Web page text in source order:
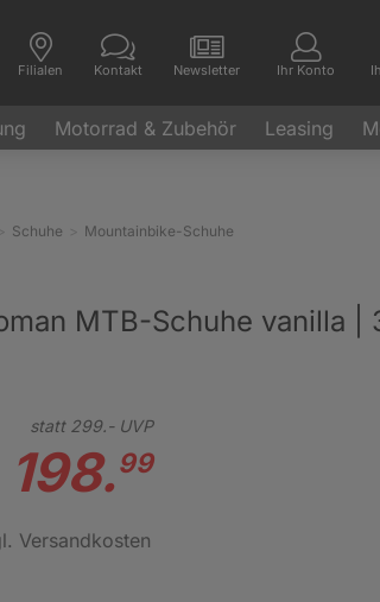
Filialen Kontakt Newsletter Ihr Konto
Motorrad & Zubehör Leasing
Schuhe Mountainbike-Schuhe
MTB-Schuhe vanilla |
statt 299.-UVP
198.99
Versandkosten